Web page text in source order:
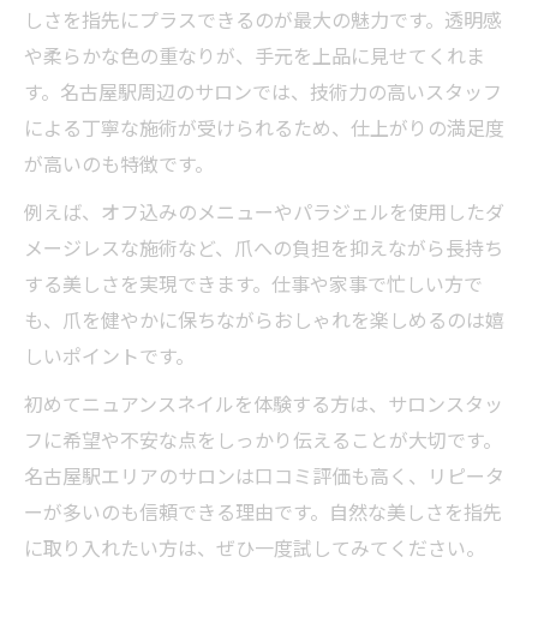
しさを指先にプラスできるのが最大の魅力です。透明感
や柔らかな色の重なりが、手元を上品に見せてくれま
す。名古屋駅周辺のサロンでは、技術力の高いスタッフ
による丁寧な施術が受けられるため、仕上がりの満足度
が高いのも特徴です。
例えば、オフ込みのメニューやパラジェルを使用したダ
メージレスな施術など、爪への負担を抑えながら長持ち
する美しさを実現できます。仕事や家事で忙しい方で
も、爪を健やかに保ちながらおしゃれを楽しめるのは嬉
しいポイントです。
初めてニュアンスネイルを体験する方は、サロンスタッ
フに希望や不安な点をしっかり伝えることが大切です。
名古屋駅エリアのサロンは口コミ評価も高く、リピータ
ーが多いのも信頼できる理由です。自然な美しさを指先
に取り入れたい方は、ぜひ一度試してみてください。